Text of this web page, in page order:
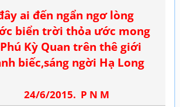
ai đến ngẩn ngơ lòng
biển trời thỏa ước mong
Kỳ Quan trên thê giới
biếc,sáng ngời Hạ Long
24/6/2015. P N M